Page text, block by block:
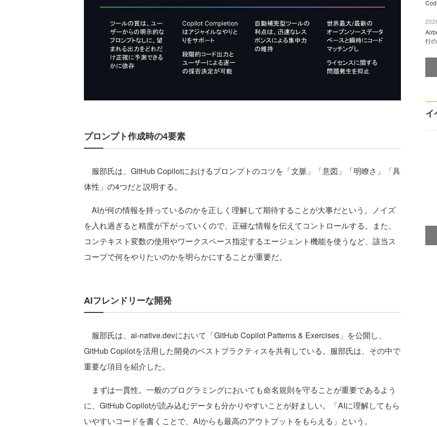
プロンプト作成時の4要素
服部氏は、GitHub Copilotにおけるプロンプトのコツを「文脈」「意図」「明瞭さ」「具
体性」の4つだと説明する。
AIが何の情報を持っているのかを正しく理解して期待することが大事だという。ノイズ
を入れ過ぎると精度が下がっていくので、正確な情報を伝えてコントロールする。また、
コンテキスト変数の使用やワークスペース指定するエージェント機能を使うなど、該当ス
コープで何をやりたいのかを明らかにすることが重要だ。
AIフレンドリーな開発
服部氏は、ai-native.devにおいて「GitHub Copilot Patterns & Exercises」を公開し、
GitHub Copilotを活用した開発のベストプラクティスを共有している。服部氏は、その中で
重要な項目を紹介した。
まずは一貫性。一般のプログラミングにおいても命名規則を守ることが重要であるよう
に、GitHub Copilotが読み込むデータも分かりやすいことが好ましい。「AIに理解してもら
いやすいコードを書くことで、AIからも最高のアウトプットをもらえる」という。
行
イ